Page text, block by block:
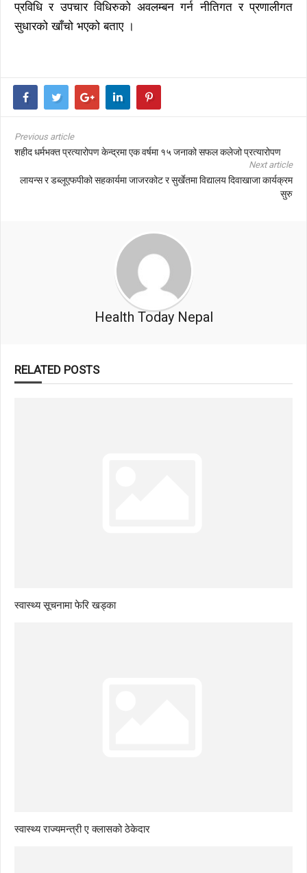
प्रविधि र उपचार विधिरुको अवलम्बन गर्न नीतिगत र प्रणालीगत
सुधारको खाँचो भएको बताए ।
Previous article
शहीद धर्मभक्त प्रत्यारोपण केन्द्रमा एक वर्षमा १५ जनाको सफल कलेजो प्रत्यारोपण
Next article
लायन्स र डब्लूएफपीको सहकार्यमा जाजरकोट र सुर्खेतमा विद्यालय दिवाखाजा कार्यक्रम
सुरु
Health Today Nepal
RELATED POSTS
स्वास्थ्य सूचनामा फेरि खड्का
स्वास्थ्य राज्यमन्त्री ए क्लासको ठेकेदार